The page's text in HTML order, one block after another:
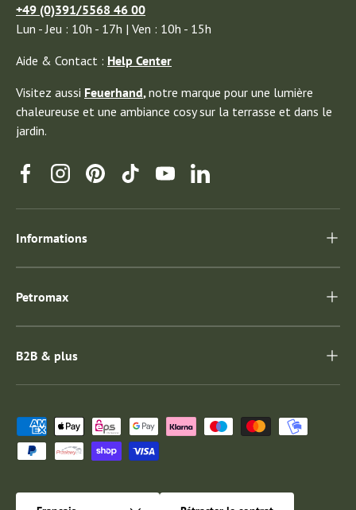
+49 (0)391/5568 46 00
Lun - Jeu : 10h - 17h | Ven : 10h - 15h
Aide & Contact : Help Center
Visitez aussi Feuerhand, notre marque pour une lumière
chaleureuse et une ambiance cosy sur la terrasse et dans le
jardin.
FacebookInstagramPinterestTikTokYouTubeLinkedin
Informations
Petromax
B2B & plus
Moyens de paiement acceptés